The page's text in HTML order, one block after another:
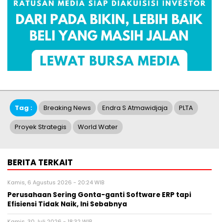
Tag : Breaking News Endra S Atmawidjaja PLTA
Proyek Strategis World Water
BERITA TERKAIT
Kamis, 6 Agustus 2026 - 20:24 WIB
Perusahaan Sering Gonta-ganti Software ERP tapi
Efisiensi Tidak Naik, Ini Sebabnya